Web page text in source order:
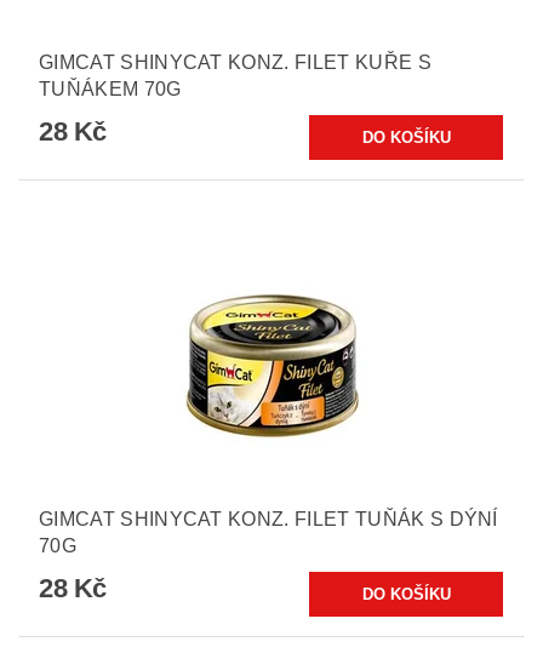
GIMCAT SHINYCAT KONZ. FILET KUŘE S
TUŇÁKEM 70G
28 Kč
GIMCAT SHINYCAT KONZ. FILET TUŇÁK S DÝNÍ
70G
28 Kč